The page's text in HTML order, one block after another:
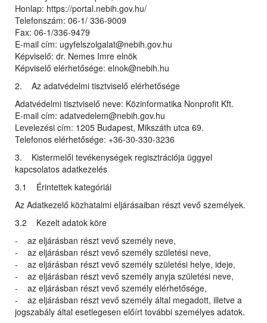
Honlap: https://portal.nebih.gov.hu/
Telefonszám: 06-1/ 336-9009
Fax: 06-1/336-9479
E-mail cím: ugyfelszolgalat@nebih.gov.hu
Képviselő: dr. Nemes Imre elnök
Képviselő elérhetősége: elnok@nebih.hu
2. Az adatvédelmi tisztviselő elérhetősége
Adatvédelmi tisztviselő neve: Közinformatika Nonprofit Kft.
E-mail cím: adatvedelem@nebih.gov.hu
Levelezési cím: 1205 Budapest, Mikszáth utca 69.
Telefonos elérhetősége: +36-30-330-3236
3. Kistermelői tevékenységek regisztrációja üggyel
kapcsolatos adatkezelés
3.1 Érintettek kategóriái
Az Adatkezelő közhatalmi eljárásaiban részt vevő személyek.
3.2 Kezelt adatok köre
- az eljárásban részt vevő személy neve,
- az eljárásban részt vevő személy születési neve,
- az eljárásban részt vevő személy születési helye, ideje,
- az eljárásban részt vevő személy anyja születési neve,
- az eljárásban részt vevő személy elérhetősége,
- az eljárásban részt vevő személy által megadott, illetve a
jogszabály által esetlegesen előírt további személyes adatok.